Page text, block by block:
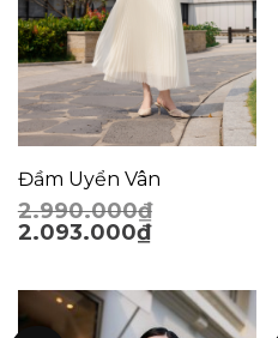
Đầm Uyển Vân
2.990.000₫
2.093.000₫